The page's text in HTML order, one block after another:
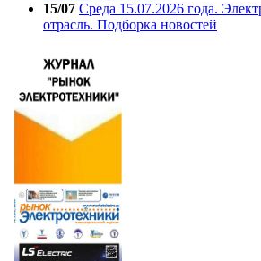
15/07 Среда 15.07.2026 года.
отрасль. Подборка новостей